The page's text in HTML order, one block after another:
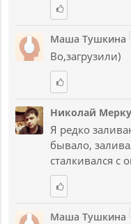
Маша Тушкина
Во,загрузили)
Николай
Я редко
бывало,
сталкивался с
Маша Тушкина